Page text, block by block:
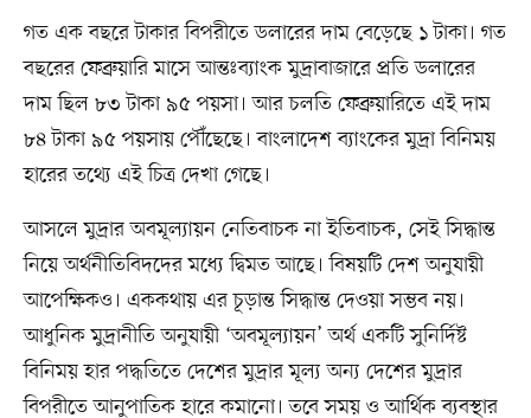
গত এক বছরে টাকার বিপরীতে ডলারের দাম বেড়েছে ১ টাকা। গত
বছরের ফেব্রুয়ারি মাসে আন্তঃব্যাংক মুদ্রাবাজারে প্রতি ডলারের
দাম ছিল ৮৩ টাকা ৯৫ পয়সা। আর চলতি ফেব্রুয়ারিতে এই দাম
৮৪ টাকা ৯৫ পয়সায় পৌঁছেছে। বাংলাদেশ ব্যাংকের মুদ্রা বিনিময়
হারের তথ্যে এই চিত্র দেখা গেছে।
আসলে মুদ্রার অবমূল্যায়ন নেতিবাচক না ইতিবাচক, সেই সিদ্ধান্ত
নিয়ে অর্থনীতিবিদদের মধ্যে দ্বিমত আছে। বিষয়টি দেশ অনুযায়ী
আপেক্ষিকও। এককথায় এর চূড়ান্ত সিদ্ধান্ত দেওয়া সম্ভব নয়।
আধুনিক মুদ্রানীতি অনুযায়ী ‘অবমূল্যায়ন’ অর্থ একটি সুনির্দিষ্ট
বিনিময় হার পদ্ধতিতে দেশের মুদ্রার মূল্য অন্য দেশের মুদ্রার
বিপরীতে আনুপাতিক হারে কমানো। তবে সময় ও আর্থিক ব্যবস্থার